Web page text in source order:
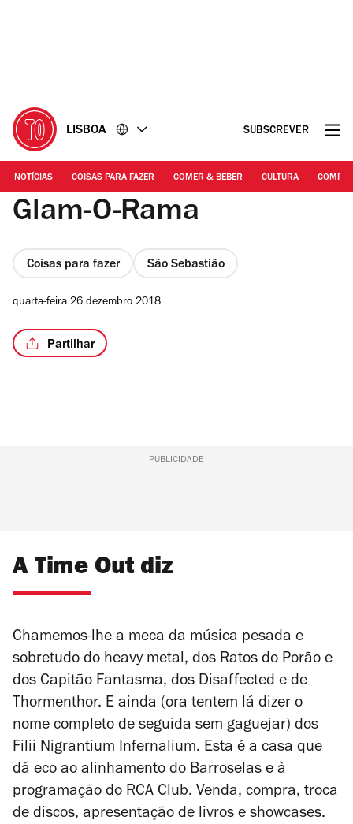
LISBOA SUBSCREVER
NOTÍCIAS COISAS PARA FAZER COMER & BEBER CULTURA
Glam-O-Rama
Coisas para fazer São Sebastião
quarta-feira 26 dezembro 2018
Partilhar
PUBLICIDADE
A Time Out diz
Chamemos-lhe a meca da música pesada e
sobretudo do heavy metal, dos Ratos do Porão e
dos Capitão Fantasma, dos Disaffected e de
Thormenthor. E ainda (ora tentem lá dizer o
nome completo de seguida sem gaguejar) dos
Filii Nigrantium Infernalium. Esta é a casa que
dá eco ao alinhamento do Barroselas e à
programação do RCA Club. Venda, compra, troca
de discos, apresentação de livros e showcases.